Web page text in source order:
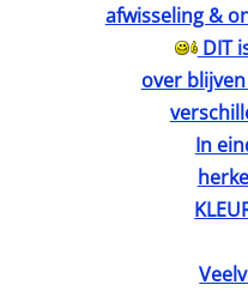
afwisseling &
DIT
over
In